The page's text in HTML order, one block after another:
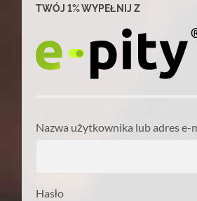
TWÓJ 1% WYPEŁNIJ Z
Nazwa użytkownika lub adres e-
Hasło